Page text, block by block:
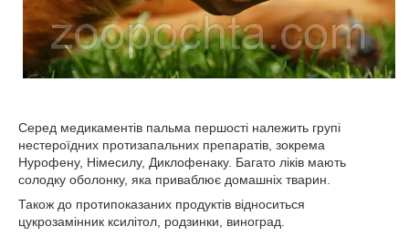
Серед медикаментів пальма першості належить групі
нестероїдних протизапальних препаратів, зокрема
Нурофену, Німесилу, Диклофенаку. Багато ліків мають
солодку оболонку, яка приваблює домашніх тварин.
Також до протипоказаних продуктів відноситься
цукрозамінник ксилітол, родзинки, виноград.